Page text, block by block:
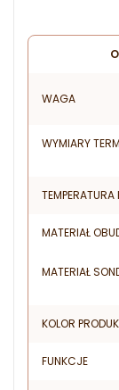
WAGA
WYMIARY
TEMPERATURA
MATERIAŁ
MATERIAŁ
KOLOR
FUNKCJE